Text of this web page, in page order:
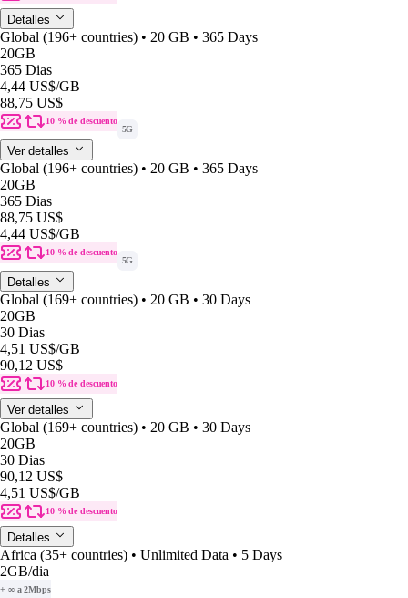
Detalles
Global (196+ countries) • 20 GB • 365 Days
20GB
365 Dias
4,44 US$/GB
88,75 US$
10 % de descuento
5G
Ver detalles
Global (196+ countries) • 20 GB • 365 Days
20GB
365 Dias
88,75 US$
4,44 US$/GB
10 % de descuento
5G
Detalles
Global (169+ countries) • 20 GB • 30 Days
20GB
30 Dias
4,51 US$/GB
90,12 US$
10 % de descuento
Ver detalles
Global (169+ countries) • 20 GB • 30 Days
20GB
30 Dias
90,12 US$
4,51 US$/GB
10 % de descuento
Detalles
Africa (35+ countries) • Unlimited Data • 5 Days
2GB/dia
+ ∞ a 2Mbps